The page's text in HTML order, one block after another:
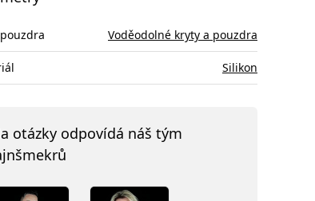
Voděodolné kryty a pouzdra
Silikon
otázky odpovídá náš tým